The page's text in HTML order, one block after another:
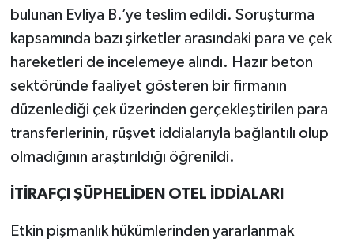
bulunan Evliya B.’ye teslim edildi. Soruşturma
kapsamında bazı şirketler arasındaki para ve çek
hareketleri de incelemeye alındı. Hazır beton
sektöründe faaliyet gösteren bir firmanın
düzenlediği çek üzerinden gerçekleştirilen para
transferlerinin, rüşvet iddialarıyla bağlantılı olup
olmadığının araştırıldığı öğrenildi.
İTİRAFÇI ŞÜPHELİDEN OTEL İDDİALARI
Etkin pişmanlık hükümlerinden yararlanmak